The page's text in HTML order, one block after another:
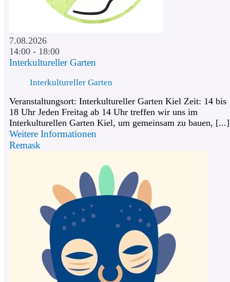
7.08.2026
14:00 - 18:00
Interkultureller Garten
Interkultureller Garten
Veranstaltungsort: Interkultureller Garten Kiel Zeit: 14 bis
18 Uhr Jeden Freitag ab 14 Uhr treffen wir uns im
Interkulturellen Garten Kiel, um gemeinsam zu bauen, [...]
Weitere Informationen
Remask